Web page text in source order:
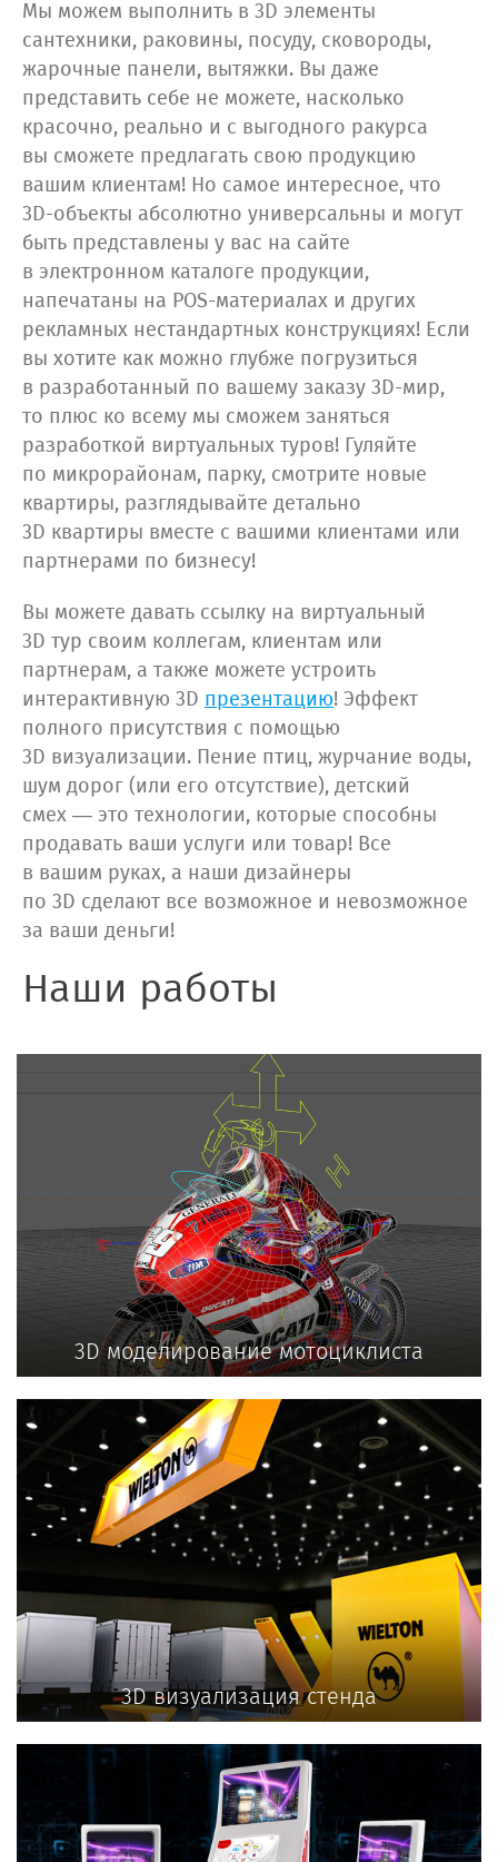
Мы можем выполнить в 3D элементы
сантехники, раковины, посуду, сковороды,
жарочные панели, вытяжки. Вы даже
представить себе не можете, насколько
красочно, реально и с выгодного ракурса
вы сможете предлагать свою продукцию
вашим клиентам! Но самое интересное, что
3D-объекты абсолютно универсальны и могут
быть представлены у вас на сайте
в электронном каталоге продукции,
напечатаны на POS-материалах и других
рекламных нестандартных конструкциях! Если
вы хотите как можно глубже погрузиться
в разработанный по вашему заказу 3D-мир,
то плюс ко всему мы сможем заняться
разработкой виртуальных туров! Гуляйте
по микрорайонам, парку, смотрите новые
квартиры, разглядывайте детально
3D квартиры вместе с вашими клиентами или
партнерами по бизнесу!
Вы можете давать ссылку на виртуальный
3D тур своим коллегам, клиентам или
партнерам, а также можете устроить
интерактивную 3D презентацию! Эффект
полного присутствия с помощью
3D визуализации. Пение птиц, журчание воды,
шум дорог (или его отсутствие), детский
смех — это технологии, которые способны
продавать ваши услуги или товар! Все
в вашим руках, а наши дизайнеры
по 3D сделают все возможное и невозможное
за ваши деньги!
Наши работы
3D моделирование мотоциклиста
3D визуализация стенда